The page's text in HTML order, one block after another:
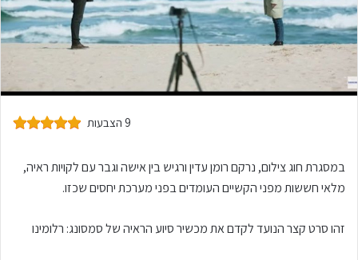
9 הצבעות
במסגרת חוג צילום, נרקם רומן עדין ורגיש בין אישה וגבר עם לקויות ראיה,
מלאי חששות מפני הקשיים העומדים בפני מערכת יחסים שכזו.
זהו סרט קצר הנועד לקדם את מכשיר סיוע הראיה של סמסונג: רלומינו